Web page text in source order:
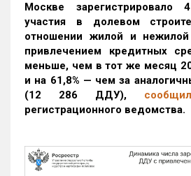
Москве зарегистрировало
участия в долевом
отношении жилой и
привлечением кредитных
меньше, чем в тот же месяц
и на 61,8% — чем за
(12 286 ДДУ),
регистрационного ведомства.